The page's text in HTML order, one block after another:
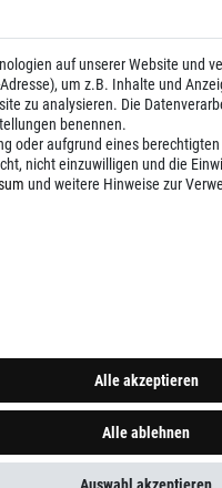
auf unserer Website und
um z.B. Inhalte und
zu analysieren. Die
benennen.
oder aufgrund eines
nicht einzuwilligen und die
und weitere Hinweise zur
Alle akzeptieren
Alle ablehnen
Auswahl akzeptieren